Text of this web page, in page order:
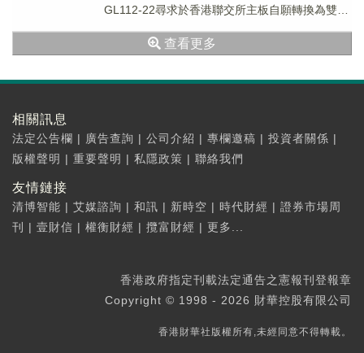
GL112-22尋求於香港聯交所主板自願轉換為雙重
查看更多
相關訊息
法定公告欄 | 廣告查詢 | 公司介紹 | 專欄邀稿 | 投資者關係 |
版權聲明 | 重要聲明 | 私隱政策 | 聯絡我們
友情鏈接
清博智能 | 艾媒諮詢 | 和訊 | 新時空 | 時代財經 | 證券市場周
刊
| 壹財信 | 權衡財經 | 攬富財經 | 更多...
香港政府指定刊載法定通告之憲報刊登報章
Copyright © 1998 - 2026 財華控股有限公司
香港財華社版權所有,未經同意不得轉載。